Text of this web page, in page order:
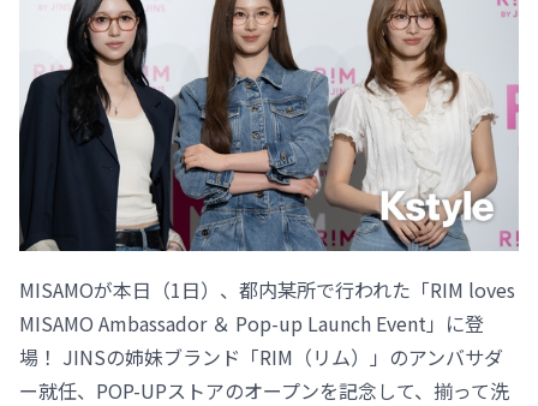
MISAMOが本日（1日）、都内某所で行われた「RIM loves
MISAMO Ambassador ＆ Pop-up Launch Event」に登
場！ JINSの姉妹ブランド「RIM（リム）」のアンバサダ
ー就任、POP-UPストアのオープンを記念して、揃って洗